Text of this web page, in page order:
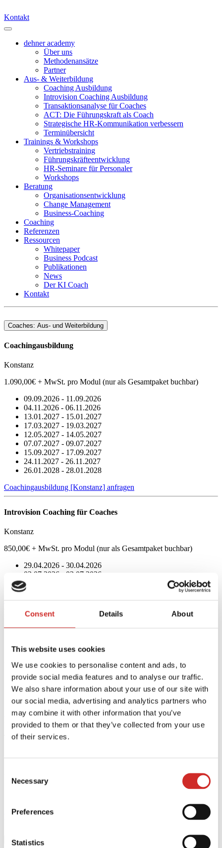
Consent Details About
This website uses cookies
We use cookies to personalise content and ads, to
provide social media features and to analyse our traffic.
We also share information about your use of our site with
our social media, advertising and analytics partners who
may combine it with other information that you’ve
provided to them or that they’ve collected from your use
of their services.
Selection
Necessary
Preferences
Statistics
Kontakt
dehner academy
Über uns
Methodenansätze
Partner
Aus- & Weiterbildung
Coaching Ausbildung
Introvision Coaching Ausbildung
Transaktionsanalyse für Coaches
ACT: Die Führungskraft als Coach
Strategische HR-Kommunikation verbessern
Terminübersicht
Trainings & Workshops
Vertriebstraining
Führungskräfteentwicklung
HR-Seminare für Personaler
Workshops
Beratung
Organisationsentwicklung
Change Management
Business-Coaching
Coaching
Referenzen
Ressourcen
Whitepaper
Business Podcast
Publikationen
News
Der KI Coach
Kontakt
Coaches: Aus- und Weiterbildung
Coachingausbildung
Konstanz
1.090,00€ + MwSt. pro Modul (nur als Gesamtpaket buchbar)
09.09.2026 - 11.09.2026
04.11.2026 - 06.11.2026
13.01.2027 - 15.01.2027
17.03.2027 - 19.03.2027
12.05.2027 - 14.05.2027
07.07.2027 - 09.07.2027
15.09.2027 - 17.09.2027
24.11.2027 - 26.11.2027
26.01.2028 - 28.01.2028
Coachingausbildung [Konstanz] anfragen
Introvision Coaching für Coaches
Konstanz
850,00€ + MwSt. pro Modul (nur als Gesamtpaket buchbar)
29.04.2026 - 30.04.2026
02.07.2026 - 03.07.2026
24.09.2026 - 25.09.2026
Berlin
850,00€ + MwSt. pro Modul (nur als Gesamtpaket buchbar)
08.10.2026 - 09.10.2026
19.11.2026 - 20.11.2026
28.01.2027 - 29.01.2027
Introvision Coaching für Coaches [Berlin] anfragen
TA für Coaches
850,00€ + MwSt. pro Modul (nur als Gesamtpaket buchbar)
TA für Coaches [Konstanz] anfragen
Offene Business-Seminare